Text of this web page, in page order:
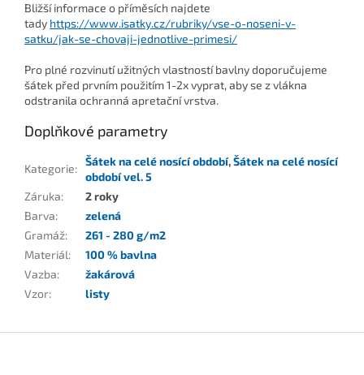
Bližší informace o příměsích najdete
tady https://www.isatky.cz/rubriky/vse-o-noseni-v-
satku/jak-se-chovaji-jednotlive-primesi/
Pro plné rozvinutí užitných vlastností bavlny doporučujeme
šátek před prvním použitím 1-2x vyprat, aby se z vlákna
odstranila ochranná apretační vrstva.
Doplňkové parametry
Kategorie:
Šátek na celé nosící období,Šátek na celé nosící
období vel. 5
Záruka:
2 roky
Barva:
zelená
Gramáž:
261 - 280 g/m2
Materiál:
100 % bavlna
Vazba:
žakárová
Vzor: listy